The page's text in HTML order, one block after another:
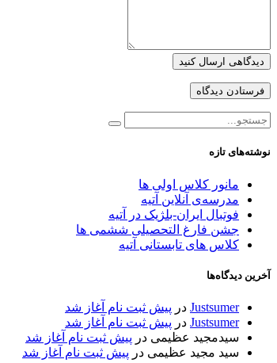
دیدگاهی ارسال کنید
نوشته‌های تازه
مانور کلاس اولی ها
مدرسه‌ی آنلاین آتیه
فوتبال ایران-بلژیک در آتیه
جشن فارغ التحصیلی ششمی ها
کلاس های تابستانی آتیه
آخرین دیدگاه‌ها
Justsumer در پیش ثبت نام آغاز شد
Justsumer در پیش ثبت نام آغاز شد
سیدمجید عظیمی در پیش ثبت نام آغاز شد
سید مجید عظیمی در پیش ثبت نام آغاز شد